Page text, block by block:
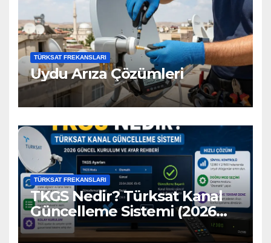
TÜRKSAT FREKANSLARI
Uydu Arıza Çözümleri
TÜRKSAT FREKANSLARI
TKGS Nedir? Türksat Kanal
Güncelleme Sistemi (2026
Ayarları)